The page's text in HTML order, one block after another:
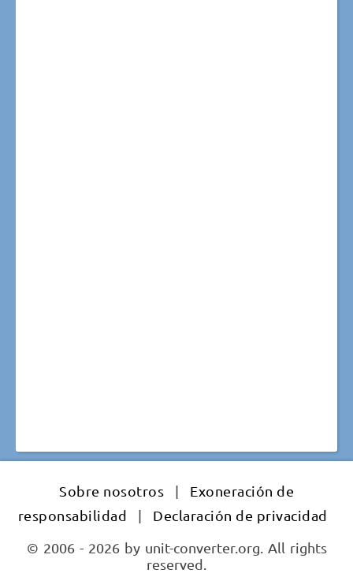
Sobre nosotros |
Exoneración de
responsabilidad
|
Declaración de privacidad
© 2006 - 2026 by unit-converter.org. All rights
reserved.